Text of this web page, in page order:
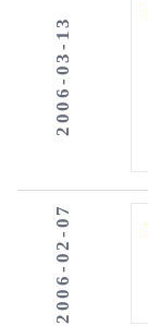
2006-03-13
2006-02-07